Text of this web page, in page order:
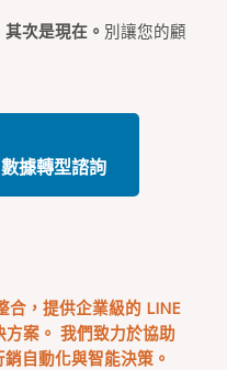
次是現在。 別讓您的顧
據轉型諮詢
合，提供企業級的 LINE
方案。 我們致力於協助
自動化與智能決策。